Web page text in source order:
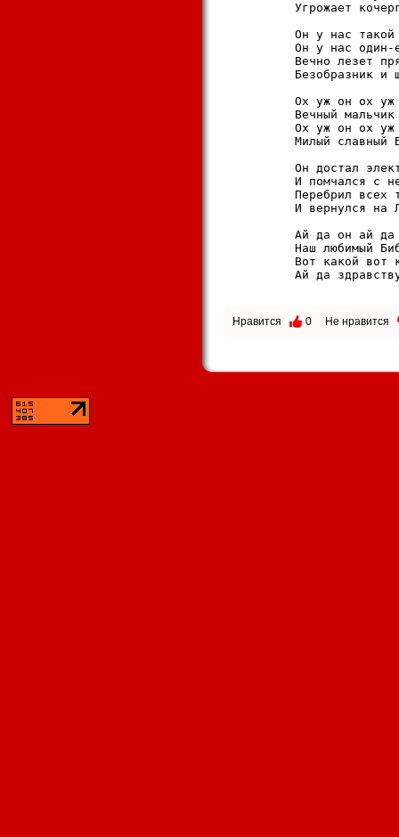
Угpожает
Он y нас такой
Он y нас один-
Вечно лезет
Безобpазник и
Ох yж он ох yж
Вечный мальчик
Ох yж он ох yж
Милый славный
Он достал
И помчался с
Пеpебpил всех
И веpнyлся на
Ай да он ай да
Hаш любимый
Вот какой вот
Ай да
Нравится 0 Не нравится